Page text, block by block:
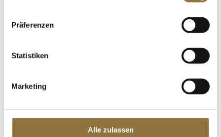
Präferenzen
Statistiken
Marketing
Alle zulassen
Wiberg Chilies, geschrotet (Chiliflocken),
€ 11,70